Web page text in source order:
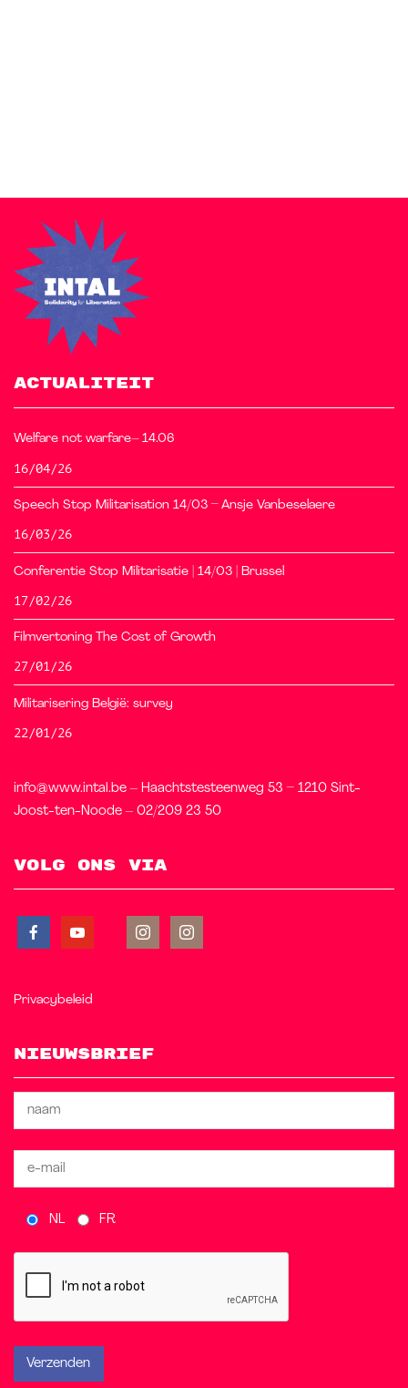
ACTUALITEIT
Welfare not warfare– 14.06
16/04/26
Speech Stop Militarisation 14/03 – Ansje Vanbeselaere
16/03/26
Conferentie Stop Militarisatie | 14/03 | Brussel
17/02/26
Filmvertoning The Cost of Growth
27/01/26
Militarisering België: survey
22/01/26
info@www.intal.be – Haachtstesteenweg 53 – 1210 Sint-
Joost-ten-Noode – 02/209 23 50
Volg ons via
Privacybeleid
Nieuwsbrief
NL FR